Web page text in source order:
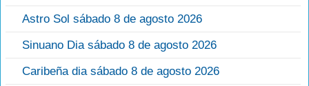
Astro Sol sábado 8 de agosto 2026
Sinuano Dia sábado 8 de agosto 2026
Caribeña dia sábado 8 de agosto 2026